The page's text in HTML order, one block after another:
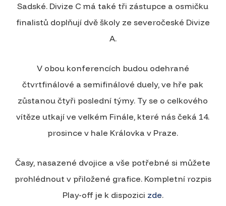
Sadské. Divize C má také tři zástupce a osmičku
finalistů doplňují dvě školy ze severočeské Divize
A.
V obou konferencích budou odehrané
čtvrtfinálové a semifinálové duely, ve hře pak
zůstanou čtyři poslední týmy. Ty se o celkového
vítěze utkají ve velkém Finále, které nás čeká 14.
prosince v hale Královka v Praze.
Časy, nasazené dvojice a vše potřebné si můžete
prohlédnout v přiložené grafice. Kompletní rozpis
Play-off je k dispozici zde.